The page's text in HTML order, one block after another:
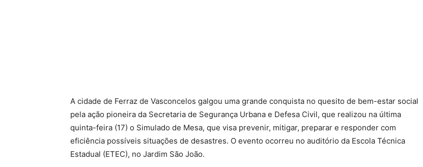
A cidade de Ferraz de Vasconcelos galgou uma grande conquista no quesito de bem-estar social
pela ação pioneira da Secretaria de Segurança Urbana e Defesa Civil, que realizou na última
quinta-feira (17) o Simulado de Mesa, que visa prevenir, mitigar, preparar e responder com
eficiência possíveis situações de desastres. O evento ocorreu no auditório da Escola Técnica
Estadual (ETEC), no Jardim São João.